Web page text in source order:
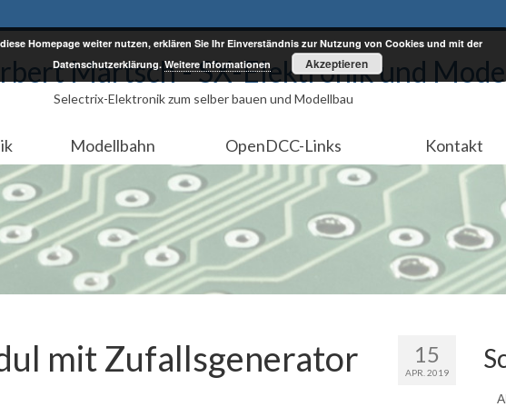
Martsch - SX-Elektronik und
Selectrix-Elektronik zum selber bauen und Modellbau
Modellbahn OpenDCC-Links Kontakt
15
APR. 2019
mit Zufallsgenerator
Homepage weiter nutzen, erklären Sie Ihr Einverständnis zur Nutzung von Cookies und mit der
Datenschutzerklärung.Weitere Informationen Akzeptieren